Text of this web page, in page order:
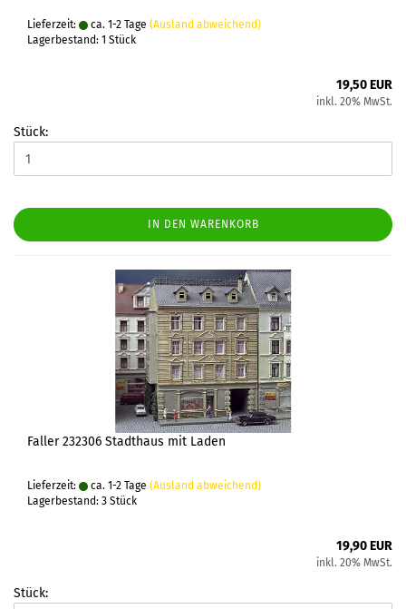
Lieferzeit: ca. 1-2 Tage (Ausland abweichend)
Lagerbestand: 1 Stück
19,50 EUR
inkl. 20% MwSt.
Stück:
IN DEN WARENKORB
Faller 232306 Stadthaus mit Laden
Lieferzeit: ca. 1-2 Tage (Ausland abweichend)
Lagerbestand: 3 Stück
19,90 EUR
inkl. 20% MwSt.
Stück: